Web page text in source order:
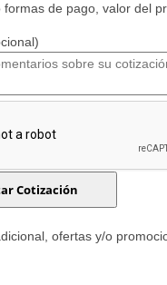
de pago, valor del
ofertas y/o